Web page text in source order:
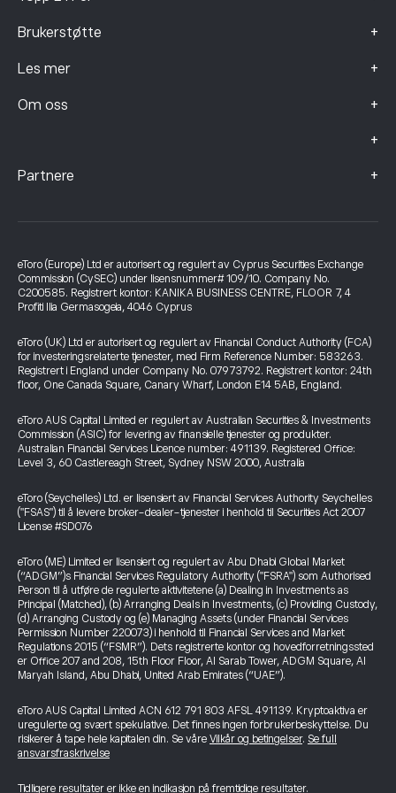
Brukerstøtte +
Les mer +
Om oss +
+
Partnere +
eToro (Europe) Ltd er autorisert og regulert av Cyprus Securities Exchange
Commission (CySEC) under lisensnummer# 109/10. Company No.
C200585. Registrert kontor: KANIKA BUSINESS CENTRE, FLOOR 7, 4
Profiti Ilia Germasogeia, 4046 Cyprus
eToro (UK) Ltd er autorisert og regulert av Financial Conduct Authority (FCA)
for investeringsrelaterte tjenester, med Firm Reference Number: 583263.
Registrert i England under Company No. 07973792. Registrert kontor: 24th
floor, One Canada Square, Canary Wharf, London E14 5AB, England.
eToro AUS Capital Limited er regulert av Australian Securities & Investments
Commission (ASIC) for levering av finansielle tjenester og produkter.
Australian Financial Services Licence number: 491139. Registered Office:
Level 3, 60 Castlereagh Street, Sydney NSW 2000, Australia
eToro (Seychelles) Ltd. er lisensiert av Financial Services Authority Seychelles
("FSAS") til å levere broker-dealer-tjenester i henhold til Securities Act 2007
License #SD076
eToro (ME) Limited er lisensiert og regulert av Abu Dhabi Global Market
(“ADGM”)s Financial Services Regulatory Authority ("FSRA") som Authorised
Person til å utføre de regulerte aktivitetene (a) Dealing in Investments as
Principal (Matched), (b) Arranging Deals in Investments, (c) Providing Custody,
(d) Arranging Custody og (e) Managing Assets (under Financial Services
Permission Number 220073) i henhold til Financial Services and Market
Regulations 2015 (“FSMR”). Dets registrerte kontor og hovedforretningssted
er Office 207 and 208, 15th Floor Floor, Al Sarab Tower, ADGM Square, Al
Maryah Island, Abu Dhabi, United Arab Emirates (“UAE”).
eToro AUS Capital Limited ACN 612 791 803 AFSL 491139. Kryptoaktiva er
uregulerte og svært spekulative. Det finnes ingen forbrukerbeskyttelse. Du
risikerer å tape hele kapitalen din. Se våre Vilkår og betingelser. Se full
ansvarsfraskrivelse
Tidligere resultater er ikke en indikasjon på fremtidige resultater.